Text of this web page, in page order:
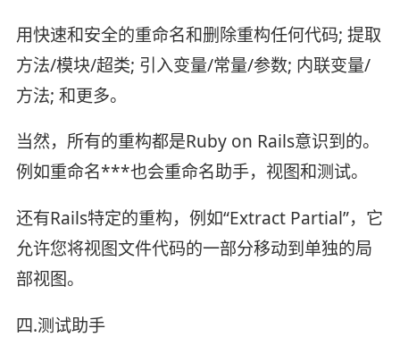
用快速和安全的重命名和删除重构任何代码; 提取
方法/模块/超类; 引入变量/常量/参数; 内联变量/
方法; 和更多。
当然，所有的重构都是Ruby on Rails意识到的。
例如重命名***也会重命名助手，视图和测试。
还有Rails特定的重构，例如“Extract Partial”，它
允许您将视图文件代码的一部分移动到单独的局
部视图。
四.测试助手